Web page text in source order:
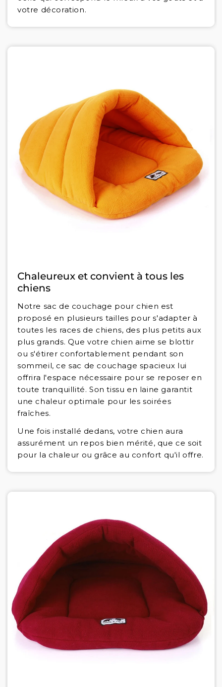
votre décoration.
Chaleureux et convient à tous les
chiens
Notre sac de couchage pour chien est
proposé en plusieurs tailles pour s'adapter à
toutes les races de chiens, des plus petits aux
plus grands. Que votre chien aime se blottir
ou s'étirer confortablement pendant son
sommeil, ce sac de couchage spacieux lui
offrira l'espace nécessaire pour se reposer en
toute tranquillité. Son tissu en laine garantit
une chaleur optimale pour les soirées
fraîches.
Une fois installé dedans, votre chien aura
assurément un repos bien mérité, que ce soit
pour la chaleur ou grâce au confort qu'il offre.